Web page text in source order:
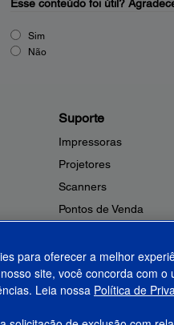
Esse conteúdo foi útil?
Sim
Não
Suporte
Impressoras
Projetores
Scanners
Pontos de Venda
Outros Produtos
Notificações de
para oferecer a melhor
site, você concorda com
Leia nossa Política de